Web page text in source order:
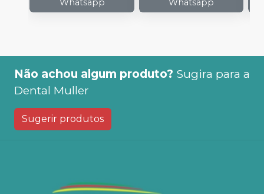
Whatsapp Whatsapp
Não achou algum produto? Sugira para a
Dental Muller
Sugerir produtos